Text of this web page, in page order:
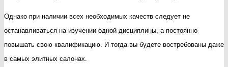
Однако при наличии всех необходимых качеств следует не
останавливаться на изучении одной дисциплины, а постоянно
повышать свою квалификацию. И тогда вы будете востребованы даже
в самых элитных салонах.